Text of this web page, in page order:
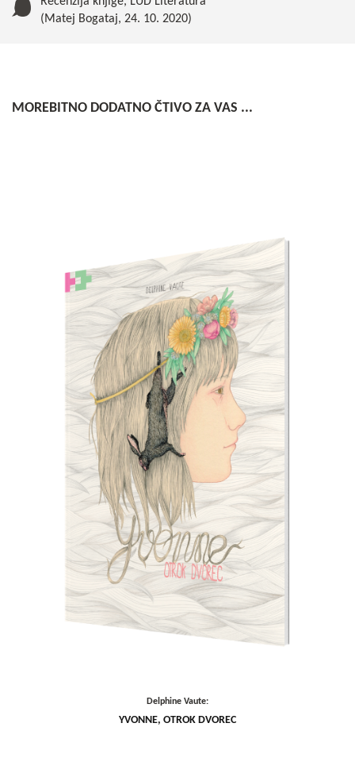
(Matej Bogataj, 24. 10. 2020)
MOREBITNO DODATNO ČTIVO ZA VAS ...
Delphine Vaute:
YVONNE, OTROK DVOREC